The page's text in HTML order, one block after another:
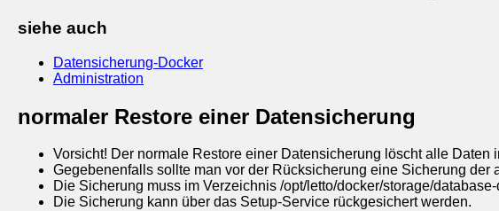
siehe auch
Datensicherung-Docker
Administration
normaler Restore einer Datensicherung
Vorsicht! Der normale Restore einer Datensicherung löscht alle
Gegebenenfalls sollte man vor der Rücksicherung eine Sicherung
Die Sicherung muss im Verzeichnis /opt/letto/docker/storage/
Die Sicherung kann über das Setup-Service rückgesichert werden.